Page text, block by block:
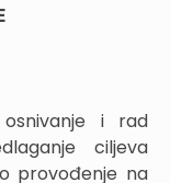
i rad
ciljeva
provođenje na